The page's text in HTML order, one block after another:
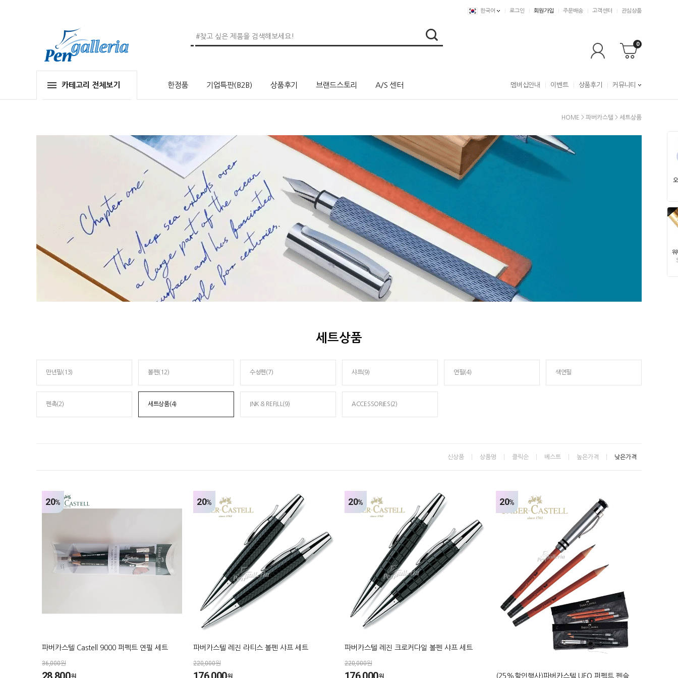
한국어 로그인 회원가입 주문배송 고객센터 관심상품
0
카테고리 전체보기 한정품 기업특판(B2B) 상품후기 브랜드스토리 A/S 센터 멤버십안내 이벤트 상품후기 커뮤니티
HOME > 파버카스텔 > 세트상품
세트상품
만년필(13) 볼펜(12) 수성펜(7) 샤프(9) 연필(4) 색연필
펜촉(2) 세트상품(4) INK & REFILL(9) ACCESSORIES(2)
신상품 상품명 클릭순 베스트 높은가격 낮은가격
20%
파버카스텔 Castell 9000 퍼펙트 연필 세트
36,000원
원
20%
파버카스텔 레진 라티스 볼펜 샤프 세트
220,000원
원
20%
파버카스텔 레진 크로커다일 볼펜 샤프 세트
220,000원
원
20%
(25%할인행사)파버카스텔 UFO 퍼펙트 펜슬